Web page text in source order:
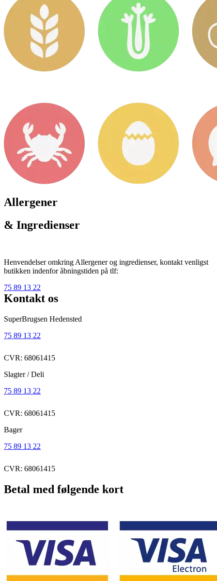
Allergener
& Ingredienser
Henvendelser omkring Allergener og ingredienser, kontakt venligst
butikken indenfor åbningstiden på tlf:
75 89 13 22
Kontakt os
SuperBrugsen Hedensted
75 89 13 22
CVR: 68061415
Slagter / Deli
75 89 13 22
CVR: 68061415
Bager
75 89 13 22
CVR: 68061415
Betal med følgende kort